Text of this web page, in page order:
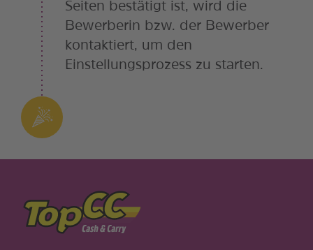
Seiten bestätigt ist, wird die
Bewerberin bzw. der Bewerber
kontaktiert, um den
Einstellungsprozess zu starten.